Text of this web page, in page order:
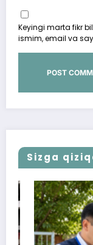
Keyingi marta fikr
ismim, email va
Sizga